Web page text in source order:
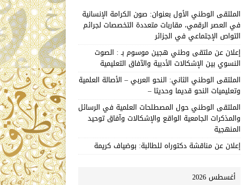
الملتقى الوطني الأول بعنوان: صون الكرامة الإنسانية
في العصر الرقمي، مقاربات متعددة التخصصات لجرائم
التواص الإجتماعي في الجزائر
إعلان عن ملتقى وطني هجين موسوم بـ : الصوت
النسوي بين الإشكالات الأدبية والآفاق التعليمية
الملتقى الوطني الثاني: النحو العربي – الأصالة العلمية
وتعليميات النحو قديما وحديثا –
الملتقى الوطني حول المصطلحات العلمية في الرسائل
والمذكرات الجامعية الواقع والإشكالات وآفاق توحيد
المنهجية
إعلان عن مناقشة دكتوراه للطالبة: بوضياف كريمة
أغسطس 2026